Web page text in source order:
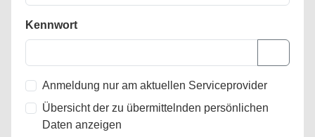
Kennwort
Anmeldung nur am aktuellen Serviceprovider
Übersicht der zu übermittelnden persönlichen
Daten anzeigen